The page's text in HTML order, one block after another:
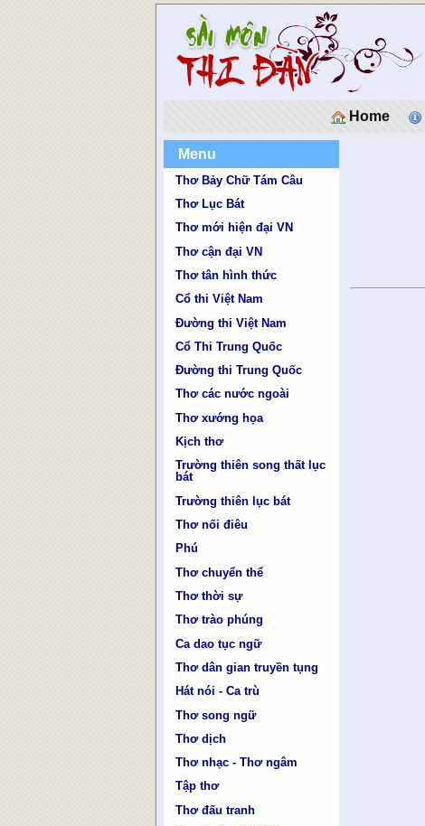
Home
Menu
Thơ Bảy Chữ Tám Câu
Thơ Lục Bát
Thơ mới hiện đại VN
Thơ cận đại VN
Thơ tân hình thức
Cổ thi Việt Nam
Đường thi Việt Nam
Cổ Thi Trung Quốc
Đường thi Trung Quốc
Thơ các nước ngoài
Thơ xướng họa
Kịch thơ
Trường thiên song thất lục
bát
Trường thiên lục bát
Thơ nối điêu
Phú
Thơ chuyển thể
Thơ thời sự
Thơ trào phúng
Ca dao tục ngữ
Thơ dân gian truyền tụng
Hát nói - Ca trù
Thơ song ngữ
Thơ dịch
Thơ nhạc - Thơ ngâm
Tập thơ
Thơ đấu tranh